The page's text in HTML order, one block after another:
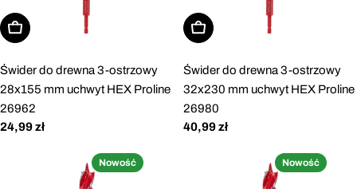
Dodaj do koszyka
Świder do drewna 3-ostrzowy
28x155 mm uchwyt HEX Proline
26962
Cena
24,99 zł
Dodaj do koszyka
Świder do drewna 3-ostrzowy
32x230 mm uchwyt HEX Proline
26980
Cena
40,99 zł
Nowość Nowość